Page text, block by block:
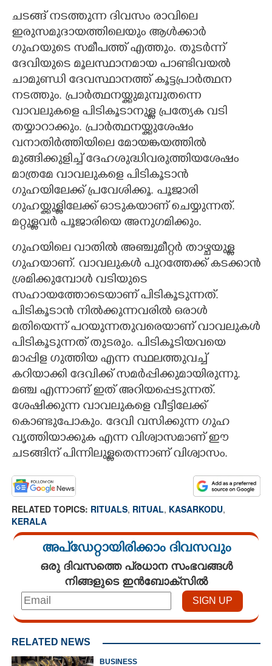
ചടങ്ങ് നടത്തുന്ന ദിവസം രാവിലെ
ഇരുസമുദായത്തിലെയും ആൾക്കാർ
ഗുഹയുടെ സമീപത്ത് എത്തും. തുടർന്ന്
ദേവിയുടെ മൂലസ്ഥാനമായ പാണ്ടിവയൽ
ചാമുണ്ഡി ദേവസ്ഥാനത്ത് കൂട്ടപ്രാർത്ഥന
നടത്തും. പ്രാർത്ഥനയ്ക്കുമുമ്പുതന്നെ
വാവലുകളെ പിടികൂടാനുള്ള പ്രത്യേക വടി
തയ്യാറാക്കും. പ്രാർത്ഥനയ്ക്കുശേഷം
വനാതിർത്തിയിലെ മോയങ്കയത്തിൽ
മുങ്ങിക്കുളിച്ച് ദേഹശുദ്ധിവരുത്തിയശേഷം
മാത്രമേ വാവലുകളെ പിടികൂടാൻ
ഗുഹയിലേക്ക് പ്രവേശിക്കൂ. പൂജാരി
ഗുഹയ്ക്കുള്ളിലേക്ക് ഓടുകയാണ് ചെയ്യുന്നത്.
മറ്റുള്ളവർ പൂജാരിയെ അനുഗമിക്കും.
ഗുഹയിലെ വാതിൽ അഞ്ചുമീറ്റർ താഴ്ചയുള്ള
ഗുഹയാണ്. വാവലുകൾ പുറത്തേക്ക് കടക്കാൻ
ശ്രമിക്കുമ്പോൾ വടിയുടെ
സഹായത്തോടെയാണ് പിടികൂടുന്നത്.
പിടികൂടാൻ നിൽക്കുന്നവരിൽ ഒരാൾ
മതിയെന്ന് പറയുന്നതുവരെയാണ് വാവലുകൾ
പിടികൂടുന്നത് തുടരും. പിടികൂടിയവയെ
മാപ്പിള ഗുത്തിയ എന്ന സ്ഥലത്തുവച്ച്
കറിയാക്കി ദേവിക്ക് സമർപ്പിക്കുമായിരുന്നു.
മഞ്ച എന്നാണ് ഇത് അറിയപ്പെടുന്നത്.
ശേഷിക്കുന്ന വാവലുകളെ വീട്ടിലേക്ക്
കൊണ്ടുപോകും. ദേവി വസിക്കുന്ന ഗുഹ
വൃത്തിയാക്കുക എന്ന വിശ്വാസമാണ് ഈ
ചടങ്ങിന് പിന്നിലുള്ളതെന്നാണ് വിശ്വാസം.
RELATED TOPICS: RITUALS, RITUAL, KASARKODU,
KERALA
അപ്ഡേറ്റായിരിക്കാം ദിവസവും
ഒരു ദിവസത്തെ പ്രധാന സംഭവങ്ങൾ
നിങ്ങളുടെ ഇൻബോക്സിൽ
RELATED NEWS
BUSINESS